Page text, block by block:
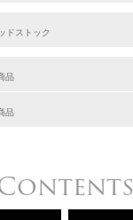
ドストック
品
品